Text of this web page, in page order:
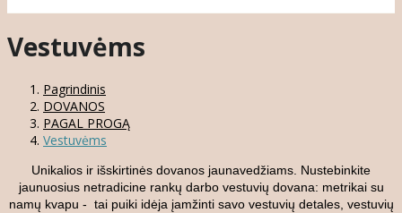
Vestuvėms
Pagrindinis
DOVANOS
PAGAL PROGĄ
Vestuvėms
Unikalios ir išskirtinės dovanos jaunavedžiams. Nustebinkite
jaunuosius netradicine rankų darbo vestuvių dovana: metrikai su
namų kvapu - tai puiki idėja įamžinti savo vestuvių detales, vestuvių